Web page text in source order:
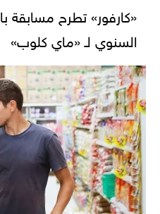
«كارفور» تطرح مسابقة
السنوي لـ «ماي كلوب»